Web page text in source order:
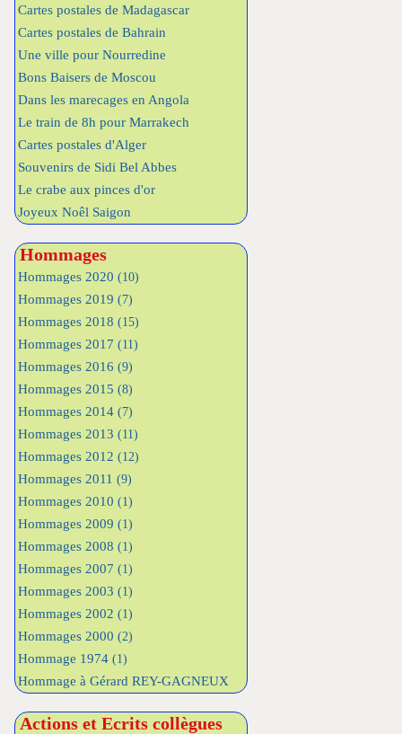
Cartes postales de Madagascar
Cartes postales de Bahrain
Une ville pour Nourredine
Bons Baisers de Moscou
Dans les marecages en Angola
Le train de 8h pour Marrakech
Cartes postales d'Alger
Souvenirs de Sidi Bel Abbes
Le crabe aux pinces d'or
Joyeux Noêl Saigon
Hommages
Hommages 2020 (10)
Hommages 2019 (7)
Hommages 2018 (15)
Hommages 2017 (11)
Hommages 2016 (9)
Hommages 2015 (8)
Hommages 2014 (7)
Hommages 2013 (11)
Hommages 2012 (12)
Hommages 2011 (9)
Hommages 2010 (1)
Hommages 2009 (1)
Hommages 2008 (1)
Hommages 2007 (1)
Hommages 2003 (1)
Hommages 2002 (1)
Hommages 2000 (2)
Hommage 1974 (1)
Hommage à Gérard REY-GAGNEUX
Actions et Ecrits collègues